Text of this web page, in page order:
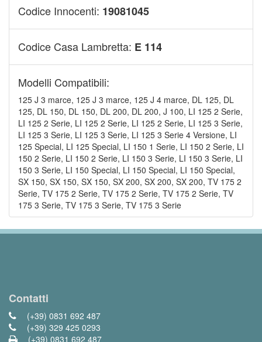
Codice Innocenti: 19081045
Codice Casa Lambretta: E 114
Modelli Compatibili:
125 J 3 marce, 125 J 3 marce, 125 J 4 marce, DL 125, DL
125, DL 150, DL 150, DL 200, DL 200, J 100, LI 125 2 Serie,
LI 125 2 Serie, LI 125 2 Serie, LI 125 2 Serie, LI 125 3 Serie,
LI 125 3 Serie, LI 125 3 Serie, LI 125 3 Serie 4 Versione, LI
125 Special, LI 125 Special, LI 150 1 Serie, LI 150 2 Serie, LI
150 2 Serie, LI 150 2 Serie, LI 150 3 Serie, LI 150 3 Serie, LI
150 3 Serie, LI 150 Special, LI 150 Special, LI 150 Special,
SX 150, SX 150, SX 150, SX 200, SX 200, SX 200, TV 175 2
Serie, TV 175 2 Serie, TV 175 2 Serie, TV 175 2 Serie, TV
175 3 Serie, TV 175 3 Serie, TV 175 3 Serie
Contatti
(+39) 0831 692 487
(+39) 329 425 0293
(+39) 0831 692 487